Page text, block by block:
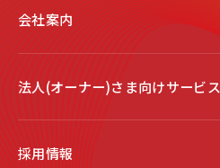
会社案内
法人(オーナー)さま向けサービス
採用情報